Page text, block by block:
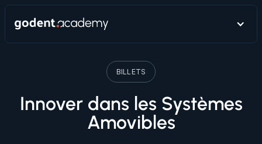
BILLETS
Innover dans les Systèmes
Amovibles